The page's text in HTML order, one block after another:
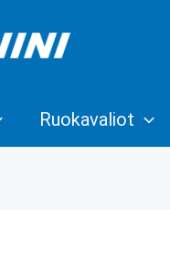
Ruokavaliot